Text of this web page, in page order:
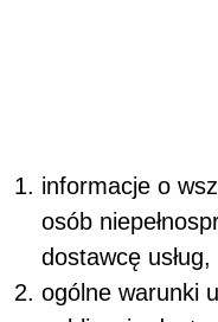
informacje o
osób
dostawcę usług,
ogólne warunki